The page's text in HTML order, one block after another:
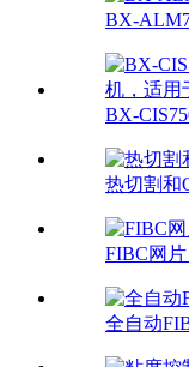
BX-
BX-
热切割和
FIBC网
全自动